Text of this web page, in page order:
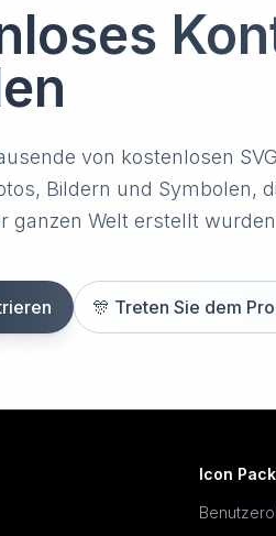
von kostenlosen
Bildern und Symbolen,
ganzen Welt erstellt
🎊 Treten Sie dem
Icon